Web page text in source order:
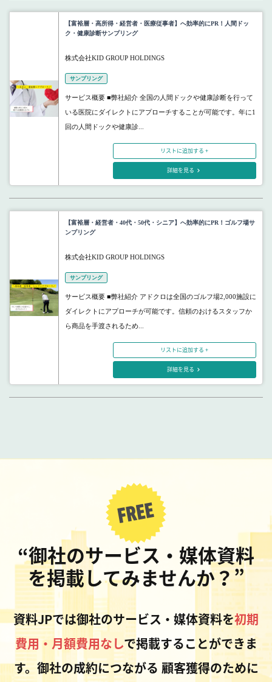
【富裕層・高所得・経営者・医療従事者】へ効率的にPR！人間ドッ
ク・健康診断サンプリング
株式会社KID GROUP HOLDINGS
サンプリング
サービス概要 ■弊社紹介 全国の人間ドックや健康診断を行って
いる医院にダイレクトにアプローチすることが可能です。年に1
回の人間ドックや健康診...
リストに追加する +
詳細を見る
【富裕層・経営者・40代・50代・シニア】へ効率的にPR！ゴルフ場サ
ンプリング
株式会社KID GROUP HOLDINGS
サンプリング
サービス概要 ■弊社紹介 アドクロは全国のゴルフ場2,000施設に
ダイレクトにアプローチが可能です。信頼のおけるスタッフか
ら商品を手渡されるため...
リストに追加する +
詳細を見る
“御社のサービス・媒体資料
を掲載してみませんか？”
資料JPでは御社のサービス・媒体資料を初期
費用・月額費用なしで掲載することができま
す。御社の成約につながる 顧客獲得のために